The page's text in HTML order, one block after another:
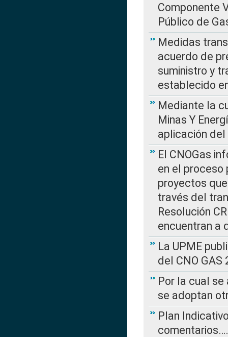
Componente
Público de
Medidas
acuerdo de
suministro y
establecido
Mediante la
Minas Y
aplicación
El CNOGas
en el proceso
proyectos
través del
Resolución
encuentran a
La UPME
del CNO
Por la cual
se adoptan
Plan